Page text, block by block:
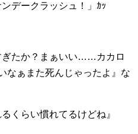
デークラッシュ！」ｶｯ
ぎたか？まぁいい……カカロ
ぁまた死んじゃったよ』な
くらい慣れてるけどね』